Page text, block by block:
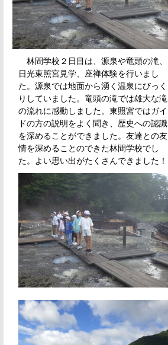
林間学校２日目は、源泉や竜頭の滝、
日光東照宮見学、座禅体験を行いまし
た。源泉では地面から湧く温泉にびっく
りしていました。竜頭の滝では雄大な滝
の流れに感動しました。東照宮ではガイ
ドの方の説明をよく聞き、歴史への認識
を深めることができました。友達との友
情を深めることのできた林間学校でし
た。よい思い出がたくさんできました！